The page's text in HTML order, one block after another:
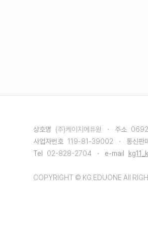
상호명 (주)케이지에듀원 · 주소
사업자번호 119-81-39002 ·
통신판
Tel
02-828-2704 · e-mail
COPYRIGHT © KG EDUONE All